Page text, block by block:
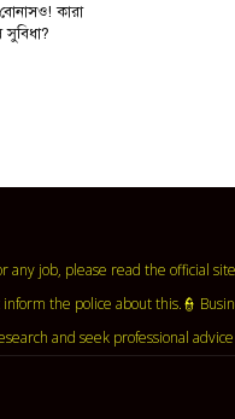
কারা
for any job, please read the
the police about this.👮
and seek professional